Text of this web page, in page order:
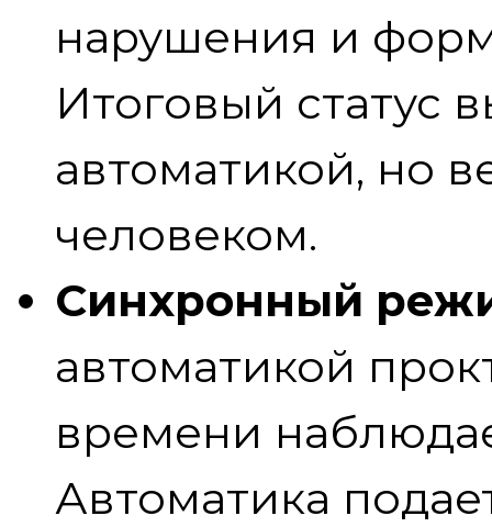
нарушения и
Итоговый статус
автоматикой, но
человеком.
Синхронный
автоматикой
времени
Автоматика